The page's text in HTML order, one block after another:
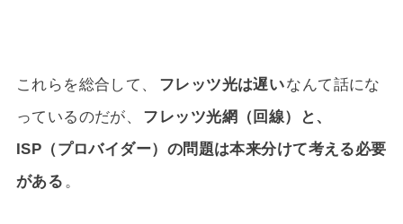
これらを総合して、 フレッツ光は遅いなんて話にな
っているのだが、
フレッツ光網（回線）と、
ISP（プロバイダー）の問題は本来分けて考える必要
がある 。